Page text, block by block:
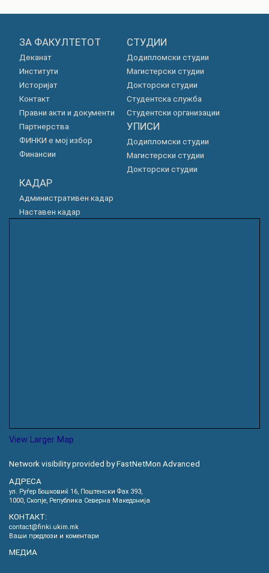
ЗА ФАКУЛТЕТОТ
Деканат
Институти
Историјат
Контакт
Правни акти и документи
Партнерства
ФИНКИ е мој избор
Финансии
СТУДИИ
Додипломски студии
Магистерски студии
Докторски студии
Студентска служба
Студентски организации
УПИСИ
Додипломски студии
Магистерски студии
Докторски студии
КАДАР
Административен кадар
Наставен кадар
View Larger Map
Network visibility provided by FastNetMon Advanced
АДРЕСА
ул. Руѓер Бошковиќ 16, Пoштенски Фах 393,
1000, Скопје, Република Северна Македонија
КОНТАКТ:
contact@finki.ukim.mk
Ваши предлози и коментари
МЕДИА